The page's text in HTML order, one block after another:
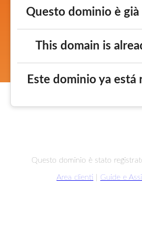
Questo dominio è
This domain is
Este dominio ya está
Questo dominio è stato
Area clienti Guide e